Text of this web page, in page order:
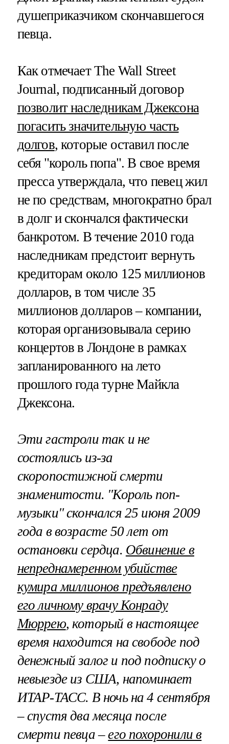
душеприказчиком скончавшегося
певца.
Как отмечает The Wall Street
Journal, подписанный договор
позволит наследникам Джексона
погасить значительную часть
долгов, которые оставил после
себя "король попа". В свое время
пресса утверждала, что певец жил
не по средствам, многократно брал
в долг и скончался фактически
банкротом. В течение 2010 года
наследникам предстоит вернуть
кредиторам около 125 миллионов
долларов, в том числе 35
миллионов долларов – компании,
которая организовывала серию
концертов в Лондоне в рамках
запланированного на лето
прошлого года турне Майкла
Джексона.
Эти гастроли так и не
состоялись из-за
скоропостижной смерти
знаменитости. "Король поп-
музыки" скончался 25 июня 2009
года в возрасте 50 лет от
остановки сердца. Обвинение в
непреднамеренном убийстве
кумира миллионов предъявлено
его личному врачу Конраду
Мюррею, который в настоящее
время находится на свободе под
денежный залог и под подписку о
невыезде из США, напоминает
ИТАР-ТАСС. В ночь на 4 сентября
– спустя два месяца после
смерти певца –его похоронили в